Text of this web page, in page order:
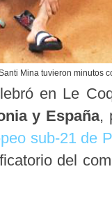
Mina tuvieron minutos
en Le
y España,
sub-21 de
del